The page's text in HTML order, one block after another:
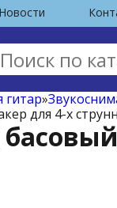
Новости
»
для 4-х